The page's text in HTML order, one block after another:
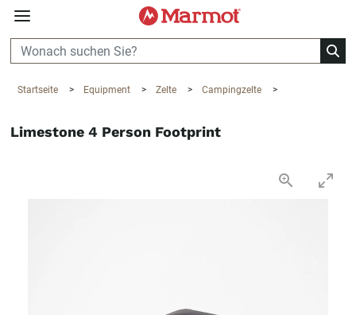
360°
Startseite > Equipment > Zelte > Campingzelte >
Limestone 4 Person Footprint